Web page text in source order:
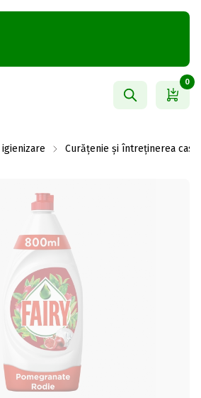
0
Curățenie și întreținerea casei